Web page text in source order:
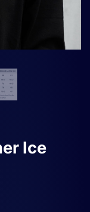
Ice